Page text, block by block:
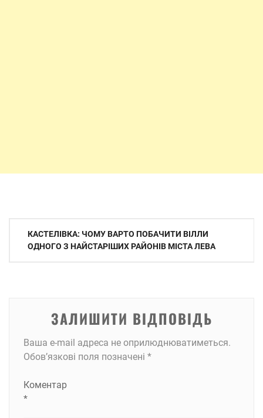
Навігація
записів
КАСТЕЛІВКА: ЧОМУ ВАРТО ПОБАЧИТИ ВІЛЛИ
ОДНОГО З НАЙСТАРІШИХ РАЙОНІВ МІСТА ЛЕВА
ЗАЛИШИТИ ВІДПОВІДЬ
Ваша e-mail адреса не оприлюднюватиметься.
Обов’язкові поля позначені *
Коментар
*